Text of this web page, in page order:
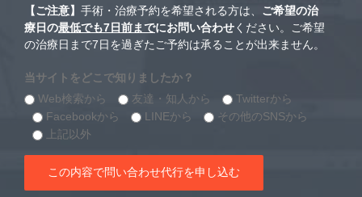
【ご注意】 手術・治療予約を希望される方は、 ご希望の治
療日の最低でも7日前までにお問い合わせください。ご希望
の治療日まで7日を過ぎたご予約は承ることが出来ません。
当サイトをどこで知りましたか？
Web検索から
友達・知人から
Twitterから
Facebookから
LINEから
その他のSNSから
上記以外